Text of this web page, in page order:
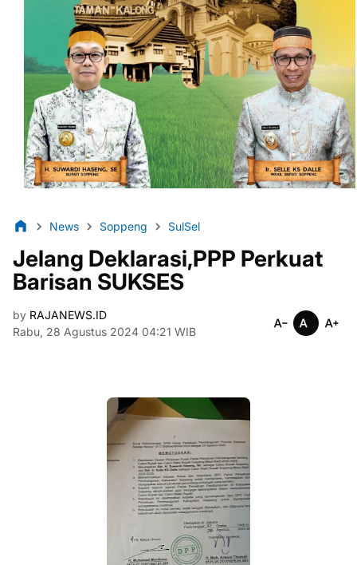
News Soppeng SulSel
Jelang Deklarasi,PPP Perkuat
Barisan SUKSES
by RAJANEWS.ID
Rabu, 28 Agustus 2024 04:21 WIB